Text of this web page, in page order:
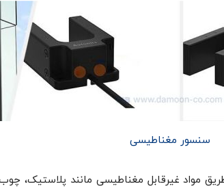
سنسور مغناطیسی
غیرقابل مغناطیسی مانند پلاستیک،